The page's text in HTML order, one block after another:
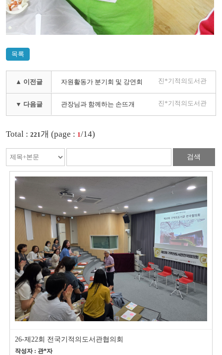
목록
▲ 이전글 자원활동가 분기회 및 강연회 진*기적의도서관
▼ 다음글 관장님과 함께하는 손뜨개 진*기적의도서관
Total : 221개 (page : 1/14)
검색
26-제22회 전국기적의도서관협의회
작성자 : 관*자